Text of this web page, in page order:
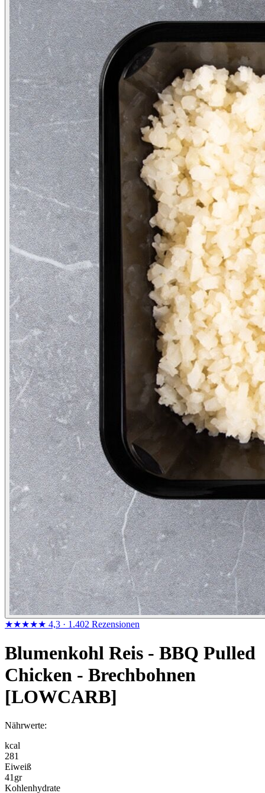
★★★★★ 4,3 · 1.402 Rezensionen
Blumenkohl Reis - BBQ Pulled
Chicken - Brechbohnen
[LOWCARB]
Nährwerte:
kcal
281
Eiweiß
41 gr
Kohlenhydrate